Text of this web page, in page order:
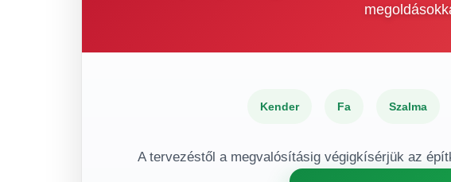
Kender Fa Szalma
A tervezéstől a megvalósításig végigkísérjük az